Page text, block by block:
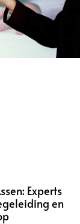
Experts
en